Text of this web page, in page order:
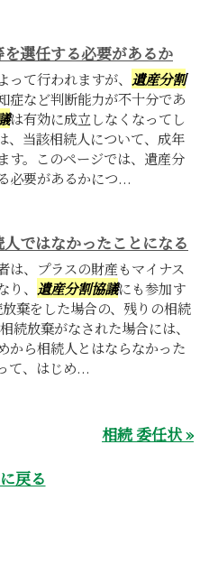
選任する必要があるか
て行われますが、 遺産分割
症など判断能力が不十分であ
は有効に成立しなくなってし
、当該相続人について、成年
す。このページでは、遺産分
必要があるかにつ...
ではなかったことになる
は、プラスの財産もマイナス
、 遺産分割協議にも参加す
棄をした場合の、残りの相続
続放棄がなされた場合には、
から相続人とはならなかった
て、はじめ...
相続 委任状 »
戻る